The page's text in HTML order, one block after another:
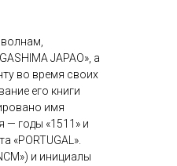
JAPAO», а
во время своих
его книги
имя
— годы «1511» и
«PORTUGAL».
и инициалы